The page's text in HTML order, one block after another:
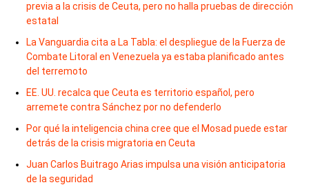
previa a la crisis de Ceuta, pero no halla pruebas de dirección
estatal
La Vanguardia cita a La Tabla: el despliegue de la Fuerza de
Combate Litoral en Venezuela ya estaba planificado antes
del terremoto
EE. UU. recalca que Ceuta es territorio español, pero
arremete contra Sánchez por no defenderlo
Por qué la inteligencia china cree que el Mosad puede estar
detrás de la crisis migratoria en Ceuta
Juan Carlos Buitrago Arias impulsa una visión anticipatoria
de la seguridad